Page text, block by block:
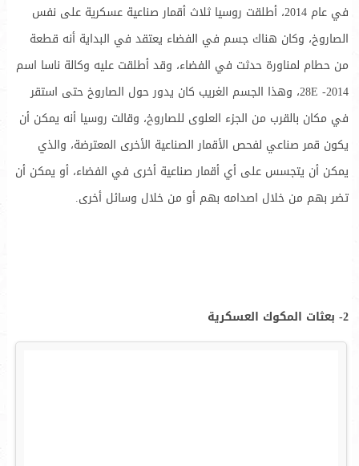
في عام 2014، أطلقت روسيا ثلاث أقمار صناعية عسكرية على نفس
الصاروخ، وكان هناك جسم في الفضاء يعتقد في البداية أنه قطعة
من حطام لمناورة حدثت في الفضاء، وقد أطلقت عليه وكالة ناسا اسم
2014- 28E، وهذا الجسم الغريب كان يدور حول الصاروخ حتى استقر
في مكان بالقرب من الجزء العلوى للصاروخ، وقالت روسيا أنه يمكن أن
يكون قمر صناعي لفحص الأقمار الصناعية الأخرى المعترضة، والذي
يمكن أن يتجسس على أي أقمار صناعية أخرى في الفضاء، أو يمكن أن
تضر بهم من خلال اصدامه بهم أو من خلال وسائل أخرى.
2- بعثات المكوك العسكرية